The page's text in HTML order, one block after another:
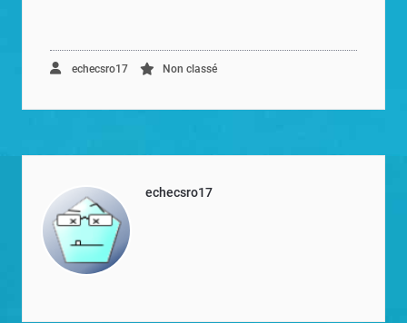
echecsro17 Non classé
echecsro17